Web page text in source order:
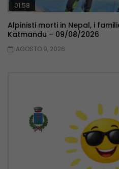
01:58
Alpinisti morti in Nepal, i
Katmandu – 09/08/2026
AGOSTO 9, 2026